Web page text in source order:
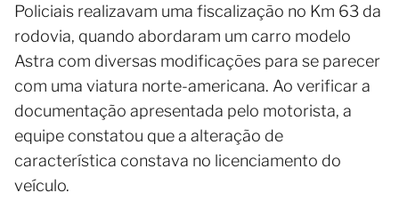
Policiais realizavam uma fiscalização no Km 63 da
rodovia, quando abordaram um carro modelo
Astra com diversas modificações para se parecer
com uma viatura norte-americana. Ao verificar a
documentação apresentada pelo motorista, a
equipe constatou que a alteração de
característica constava no licenciamento do
veículo.